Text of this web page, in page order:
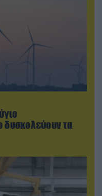
δυσκολεύουν τα